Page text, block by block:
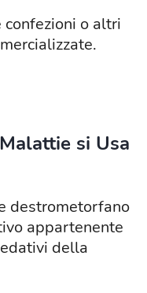
o altri
si Usa
destrometorfano
appartenente
della